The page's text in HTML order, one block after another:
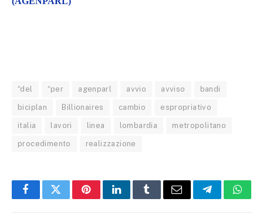
“del “per agenparl avvio avviso bandi
biciplan Billionaires cambio espropriativo
italia lavori linea lombardia metropolitano
procedimento realizzazione
FacebookTwitterPinterestLinkedInTumblrEmail Telegram